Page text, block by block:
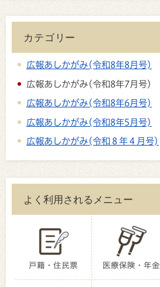
カテゴリー
広報あしかがみ(令和8年8月号)
広報あしかがみ(令和8年7月号)
広報あしかがみ(令和8年6月号)
広報あしかがみ(令和8年5月号)
広報あしかがみ(令和８年４月号)
よく利用されるメニュー
戸籍・住民票 医療保険・年金